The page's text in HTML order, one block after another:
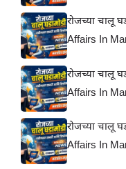
रोजच्या चालू
Affairs In
रोजच्या चालू
Affairs In
रोजच्या चालू
Affairs In